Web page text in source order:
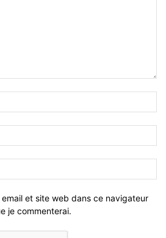
et site web dans ce navigateur
je commenterai.